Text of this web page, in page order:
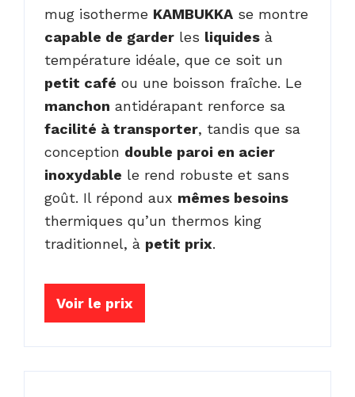
mug isotherme KAMBUKKA se montre
capable de garder les liquides à
température idéale, que ce soit un
petit café ou une boisson fraîche. Le
manchon antidérapant renforce sa
facilité à transporter, tandis que sa
conception double paroi en acier
inoxydable le rend robuste et sans
goût. Il répond aux mêmes besoins
thermiques qu’un thermos king
traditionnel, à petit prix.
Voir le prix